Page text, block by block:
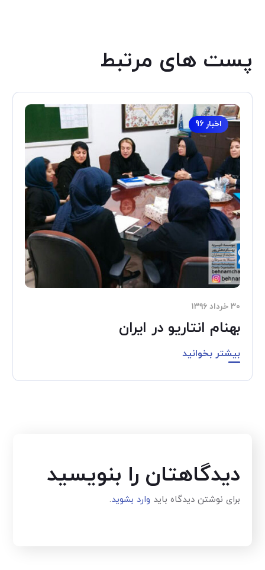
پست های مرتبط
اخبار 96
۳۰ خرداد ۱۳۹۶
بهنام انتاریو در ایران
بیشتر بخوانید
دیدگاهتان را بنویسید
برای نوشتن دیدگاه باید وارد بشوید.